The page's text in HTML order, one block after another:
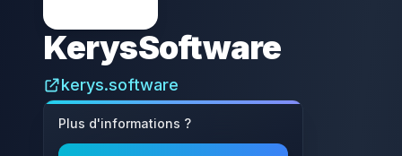
KerysSoftware
kerys.software
Plus d'informations ?